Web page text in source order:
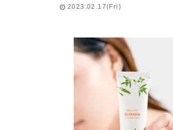
2023.02.17(Fri)